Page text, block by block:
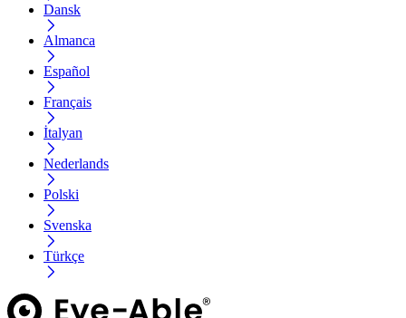
Dansk
Almanca
Español
Français
İtalyan
Nederlands
Polski
Svenska
Türkçe